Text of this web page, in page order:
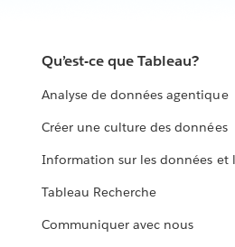
Qu’est-ce que Tableau?
Analyse de données agentique
Créer une culture des données
Information sur les données et
Tableau Recherche
Communiquer avec nous